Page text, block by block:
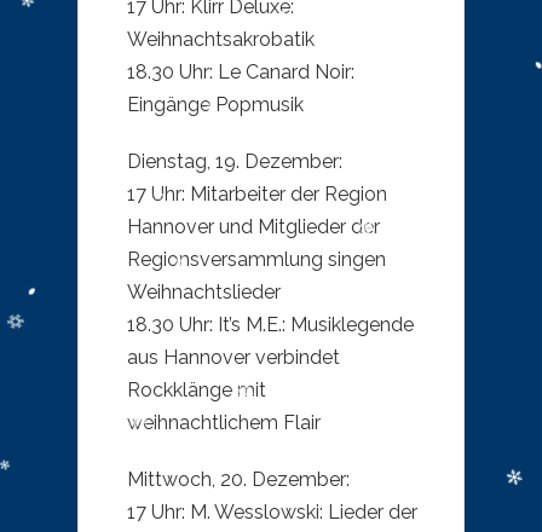
17 Uhr: Klirr Deluxe:
Weihnachtsakrobatik
18.30 Uhr: Le Canard Noir:
Eingänge Popmusik
Dienstag, 19. Dezember:
17 Uhr: Mitarbeiter der Region
Hannover und Mitglieder der
Regionsversammlung singen
Weihnachtslieder
18.30 Uhr: It’s M.E.: Musiklegende
aus Hannover verbindet
Rockklänge mit
weihnachtlichem Flair
Mittwoch, 20. Dezember:
17 Uhr: M. Wesslowski: Lieder der